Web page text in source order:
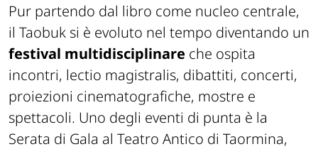
Pur partendo dal libro come nucleo centrale,
il Taobuk si è evoluto nel tempo diventando un
festival multidisciplinare che ospita
incontri, lectio magistralis, dibattiti, concerti,
proiezioni cinematografiche, mostre e
spettacoli. Uno degli eventi di punta è la
Serata di Gala al Teatro Antico di Taormina,